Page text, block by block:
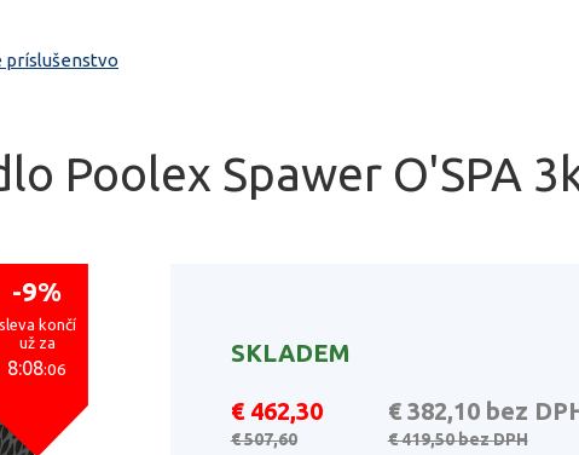
príslušenstvo
Poolex Spawer O'SPA
-9%
sleva končí
už za
8:08:05
SKLADEM
€ 462,30 € 382,10 bez
€ 507,60 € 419,50bez DPH